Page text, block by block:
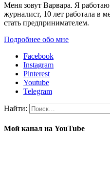
Меня зовут Варвара. Я
журналист, 10 лет работала в
стать предпринимателем.
Подробнее обо мне
Facebook
Instagram
Pinterest
Youtube
Telegram
Найти:
Мой канал на YouTube